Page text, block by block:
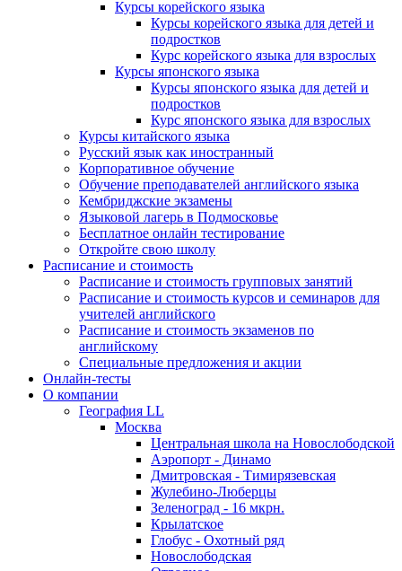
Курсы корейского языка
Курсы корейского языка для детей и
подростков
Курс корейского языка для взрослых
Курсы японского языка
Курсы японского языка для детей и
подростков
Курс японского языка для взрослых
Курсы китайского языка
Русский язык как иностранный
Корпоративное обучение
Обучение преподавателей английского языка
Кембриджские экзамены
Языковой лагерь в Подмосковье
Бесплатное онлайн тестирование
Откройте свою школу
Расписание и стоимость
Расписание и стоимость групповых занятий
Расписание и стоимость курсов и семинаров для
учителей английского
Расписание и стоимость экзаменов по
английскому
Специальные предложения и акции
Онлайн-тесты
О компании
География LL
Москва
Центральная школа на Новослободской
Аэропорт - Динамо
Дмитровская - Тимирязевская
Жулебино-Люберцы
Зеленоград - 16 мкрн.
Крылатское
Глобус - Охотный ряд
Новослободская